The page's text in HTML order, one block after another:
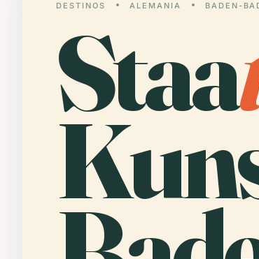
DESTINOS ALEMANIA BADEN-
Staa